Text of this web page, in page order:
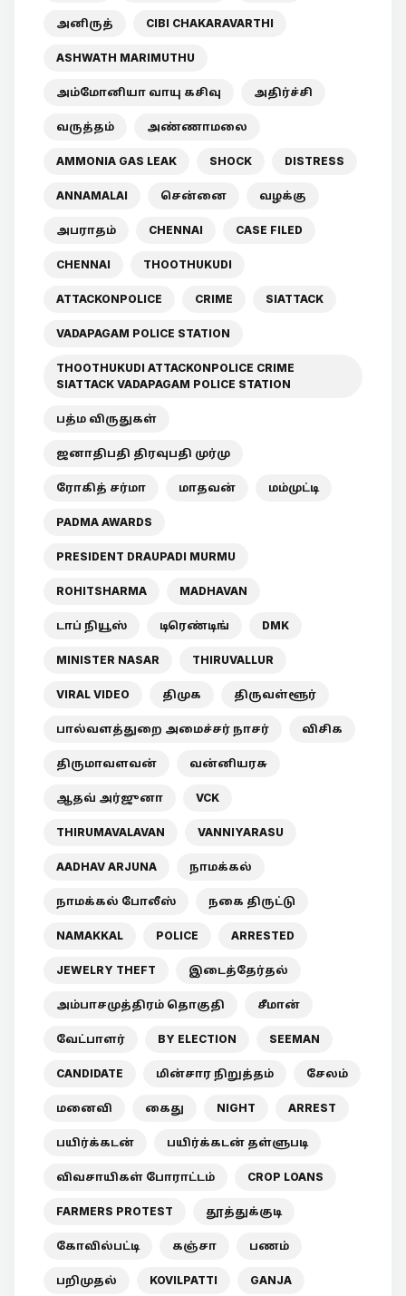
அனிருத் CIBI CHAKARAVARTHI
ASHWATH MARIMUTHU
அம்மோனியா வாயு கசிவு அதிர்ச்சி
வருத்தம் அண்ணாமலை
AMMONIA GAS LEAK SHOCK DISTRESS
ANNAMALAI சென்னை வழக்கு
அபராதம் CHENNAI CASE FILED
CHENNAI THOOTHUKUDI
ATTACKONPOLICE CRIME SIATTACK
VADAPAGAM POLICE STATION
THOOTHUKUDI ATTACKONPOLICE CRIME
SIATTACK VADAPAGAM POLICE STATION
பத்ம விருதுகள்
ஜனாதிபதி திரவுபதி முர்மு
ரோகித் சர்மா மாதவன் மம்முட்டி
PADMA AWARDS
PRESIDENT DRAUPADI MURMU
ROHITSHARMA MADHAVAN
டாப் நியூஸ் டிரெண்டிங் DMK
MINISTER NASAR THIRUVALLUR
VIRAL VIDEO திமுக திருவள்ளூர்
பால்வளத்துறை அமைச்சர் நாசர் விசிக
திருமாவளவன் வன்னியரசு
ஆதவ் அர்ஜுனா VCK
THIRUMAVALAVAN VANNIYARASU
AADHAV ARJUNA நாமக்கல்
நாமக்கல் போலீஸ் நகை திருட்டு
NAMAKKAL POLICE ARRESTED
JEWELRY THEFT இடைத்தேர்தல்
அம்பாசமுத்திரம் தொகுதி சீமான்
வேட்பாளர் BY ELECTION SEEMAN
CANDIDATE மின்சார நிறுத்தம் சேலம்
மனைவி கைது NIGHT ARREST
பயிர்க்கடன் பயிர்க்கடன் தள்ளுபடி
விவசாயிகள் போராட்டம் CROP LOANS
FARMERS PROTEST தூத்துக்குடி
கோவில்பட்டி கஞ்சா பணம்
பறிமுதல் KOVILPATTI GANJA